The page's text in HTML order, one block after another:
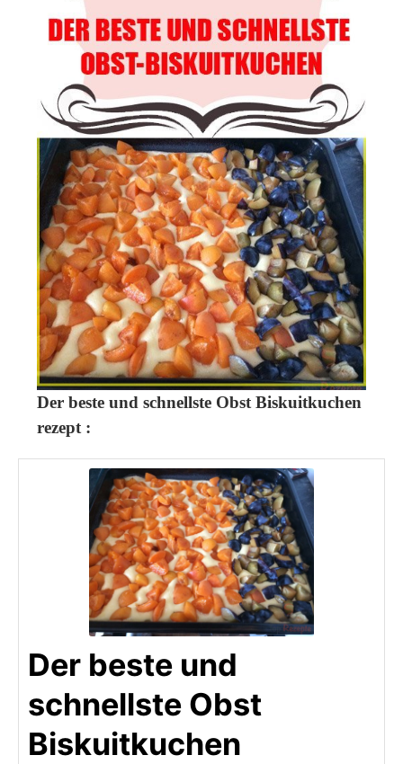
Der beste und schnellste Obst Biskuitkuchen
rezept :
Der beste und
schnellste Obst
Biskuitkuchen